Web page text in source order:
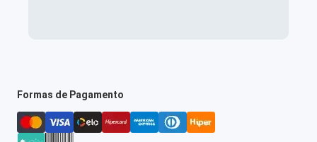
Formas de Pagamento